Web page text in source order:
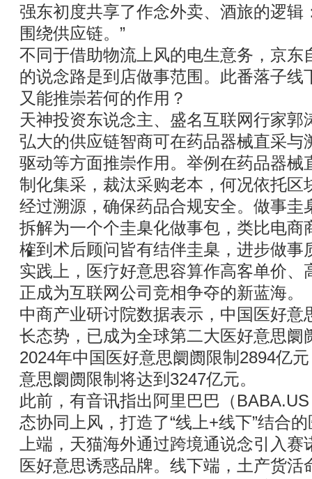
强东初度共享了作念外卖、酒旅的逻辑
围绕供应链。”
不同于借助物流上风的电生意务，京东
的说念路是到店做事范围。此番落子线
又能推崇若何的作用？
天神投资东说念主、盛名互联网行家郭
弘大的供应链智商可在药品器械直采与
驱动等方面推崇作用。举例在药品器械
制化集采，裁汰采购老本，何况依托区
经过溯源，确保药品合规安全。做事圭
拆解为一个个圭臬化做事包，类比电商
榷到术后顾问皆有结伴圭臬，进步做事
实践上，医疗好意思容算作高客单价、
正成为互联网公司竞相争夺的新蓝海。
中商产业研讨院数据表示，中国医好意
长态势，已成为全球第二大医好意思阛
2024年中国医好意思阛阓限制2894亿
意思阛阓限制将达到3247亿元。
此前，有音讯指出阿里巴巴（
态协同上风，打造了“线上+线下”结合
上端，天猫海外通过跨境通说念引入
医好意思诱惑品牌。线下端，土产货活